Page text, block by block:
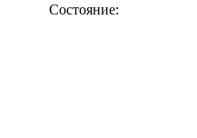
Состояние: